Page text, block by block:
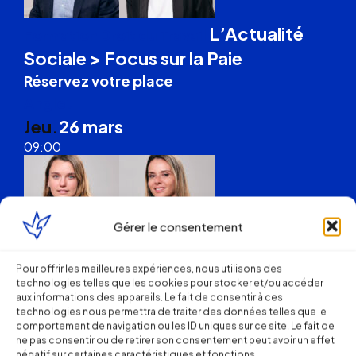
Gérer le consentement
Pour offrir les meilleures expériences, nous utilisons des
technologies telles que les cookies pour stocker et/ou accéder
aux informations des appareils. Le fait de consentir à ces
technologies nous permettra de traiter des données telles que le
comportement de navigation ou les ID uniques sur ce site. Le fait de
ne pas consentir ou de retirer son consentement peut avoir un effet
L’Actualité
Sociale > Focus sur la Paie
Réservez votre place
Jeu.26 mars
09:00
Formation Droit du TravailL’Actualité en
Droit Social
Réservez votre place
Cognac